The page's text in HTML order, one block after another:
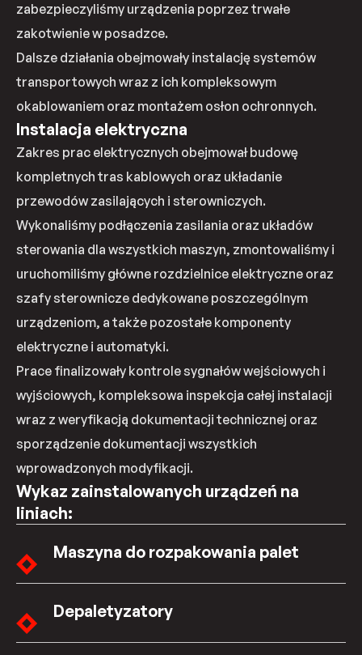
zabezpieczyliśmy urządzenia poprzez trwałe
zakotwienie w posadzce.
Dalsze działania obejmowały instalację systemów
transportowych wraz z ich kompleksowym
okablowaniem oraz montażem osłon ochronnych.
Instalacja elektryczna
Zakres prac elektrycznych obejmował budowę
kompletnych tras kablowych oraz układanie
przewodów zasilających i sterowniczych.
Wykonaliśmy podłączenia zasilania oraz układów
sterowania dla wszystkich maszyn, zmontowaliśmy i
uruchomiliśmy główne rozdzielnice elektryczne oraz
szafy sterownicze dedykowane poszczególnym
urządzeniom, a także pozostałe komponenty
elektryczne i automatyki.
Prace finalizowały kontrole sygnałów wejściowych i
wyjściowych, kompleksowa inspekcja całej instalacji
wraz z weryfikacją dokumentacji technicznej oraz
sporządzenie dokumentacji wszystkich
wprowadzonych modyfikacji.
Wykaz zainstalowanych urządzeń na
liniach:
Maszyna do rozpakowania palet
Depaletyzatory